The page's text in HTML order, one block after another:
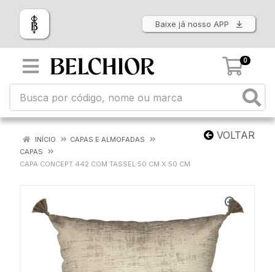
Baixe já nosso APP
0
VOLTAR
INÍCIO
CAPAS E ALMOFADAS
CAPAS
CAPA CONCEPT 442 COM TASSEL 50 CM X 50 CM